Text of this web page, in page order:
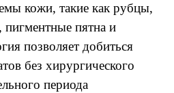
кожи, такие как рубцы,
пигментные пятна и
позволяет добиться
без хирургического
периода